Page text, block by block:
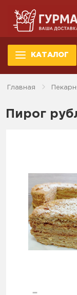
КАТАЛОГ
Главная
Пирог